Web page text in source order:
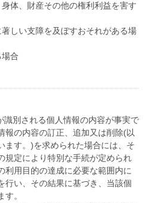
体、財産その他の権利利益を害す
しい支障を及ぼすおそれがある場
合
識別される個人情報の内容が事実で
報の内容の訂正、追加又は削除(以
ます。)を求められた場合には、そ
規定により特別な手続が定められ
利用目的の達成に必要な範囲内に
行い、その結果に基づき、当該個
。